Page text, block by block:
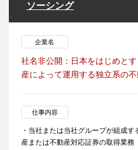
ソーシング
企業名
社名非公開：日本をはじめと
産によって運用する独立系の
仕事内容
・当社または当社グループが組成
産または不動産対応証券の取得業務